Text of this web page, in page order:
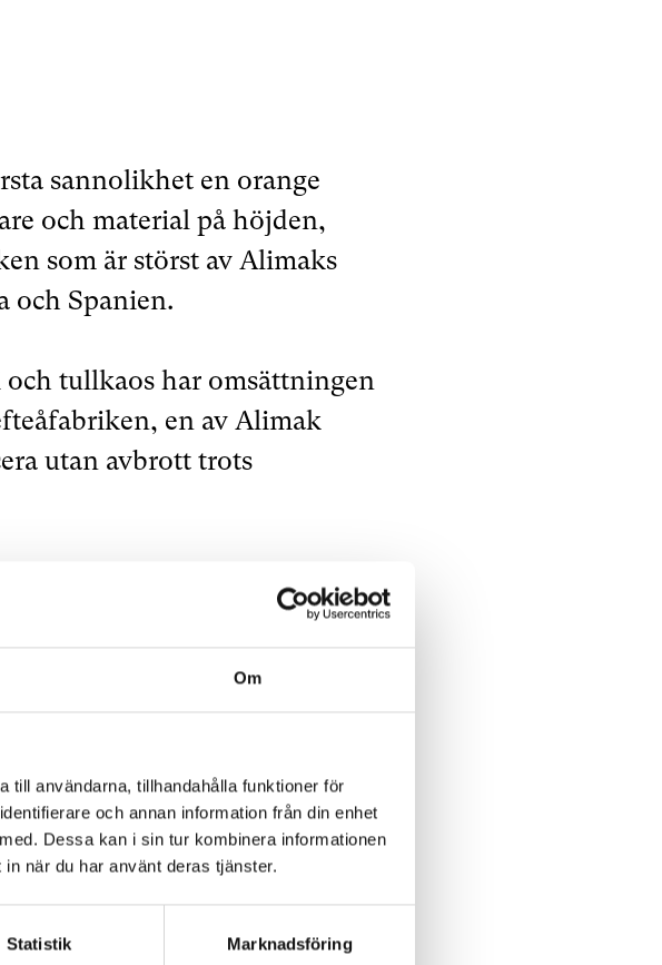
Om
till användarna, tillhandahålla funktioner för
och annan information från din enhet
Dessa kan i sin tur kombinera informationen
när du har använt deras tjänster.
Statistik Marknadsföring
sannolikhet en orange
och material på höjden,
som är störst av Alimaks
och Spanien.
och tullkaos har omsättningen
en av Alimak
utan avbrott trots
på hemmaplan, framförallt
är en framgångsfaktor för
bygg- och
sämre jämnar
exporten till över 100
ofta andra bättre.
det är den enskilt största